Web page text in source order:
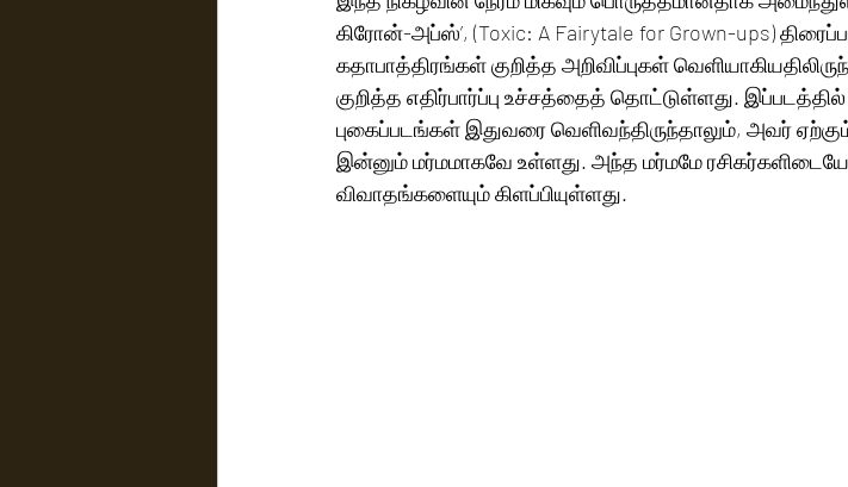
கிரோன்-அப்ஸ்’, (Toxic: A Fairytale for Grown-ups)
கதாபாத்திரங்கள் குறித்த அறிவிப்புகள்
குறித்த எதிர்பார்ப்பு உச்சத்தைத் தொட்டுள்ளது.
புகைப்படங்கள் இதுவரை வெளிவந்திருந்தாலும், அவர்
இன்னும் மர்மமாகவே உள்ளது. அந்த மர்மமே
விவாதங்களையும் கிளப்பியுள்ளது.